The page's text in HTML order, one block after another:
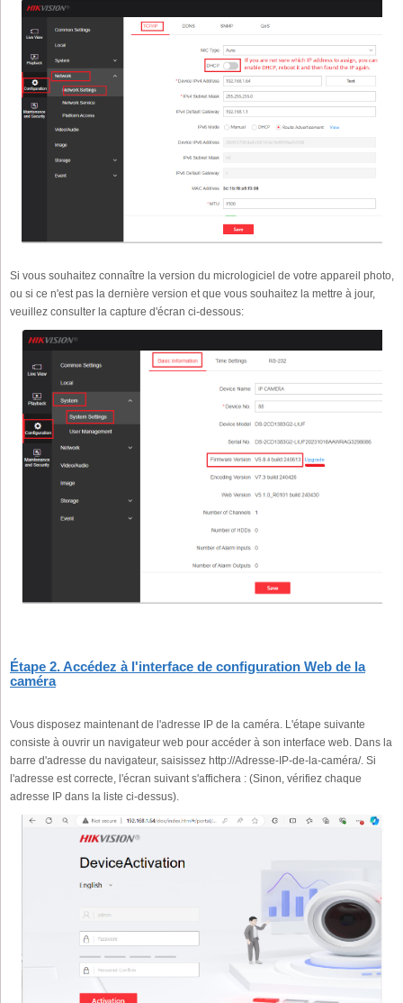
Si vous souhaitez connaître la version du micrologiciel de votre appareil photo,
ou si ce n'est pas la dernière version et que vous souhaitez la mettre à jour,
veuillez consulter la capture d'écran ci-dessous:
Étape 2. Accédez à l'interface de configuration Web de la
caméra
Vous disposez maintenant de l'adresse IP de la caméra. L'étape suivante
consiste à ouvrir un navigateur web pour accéder à son interface web. Dans la
barre d'adresse du navigateur, saisissez http://Adresse-IP-de-la-caméra/. Si
l'adresse est correcte, l'écran suivant s'affichera : (Sinon, vérifiez chaque
adresse IP dans la liste ci-dessus).